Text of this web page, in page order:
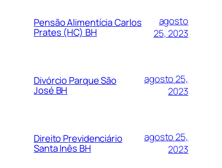
Pensão Alimentícia Carlos
Prates (HC) BH
agosto
25, 2023
Divórcio Parque São
José BH
agosto 25,
2023
Direito Previdenciário
Santa Inês BH
agosto 25,
2023